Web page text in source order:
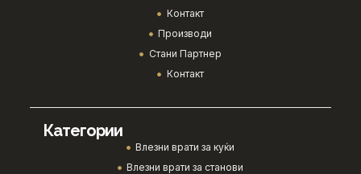
Контакт
Производи
Стани Партнер
Контакт
Категории
Влезни врати за куќи
Влезни врати за станови